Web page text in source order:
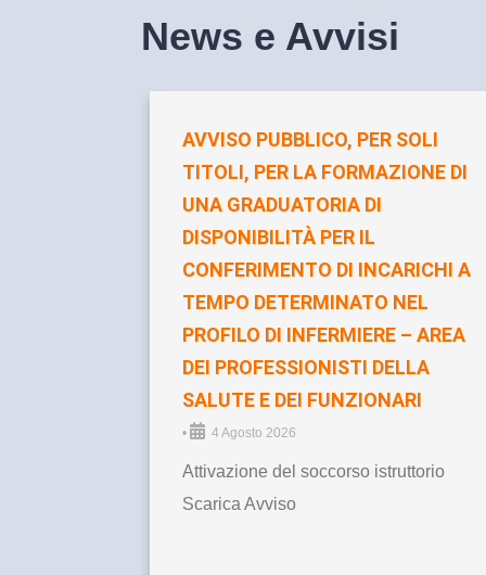
News e Avvisi
AVVISO PUBBLICO, PER SOLI
TITOLI, PER LA FORMAZIONE DI
UNA GRADUATORIA DI
DISPONIBILITÀ PER IL
CONFERIMENTO DI INCARICHI A
TEMPO DETERMINATO NEL
PROFILO DI INFERMIERE – AREA
DEI PROFESSIONISTI DELLA
SALUTE E DEI FUNZIONARI
• 4 Agosto 2026
Attivazione del soccorso istruttorio
Scarica Avviso